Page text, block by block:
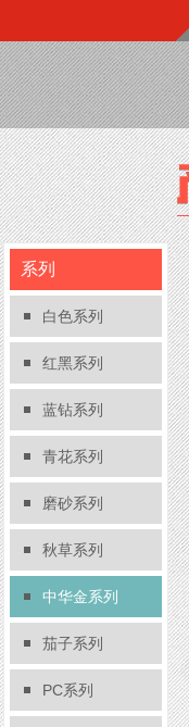
系列
白色系列
红黑系列
蓝钻系列
青花系列
磨砂系列
秋草系列
中华金系列
茄子系列
PC系列